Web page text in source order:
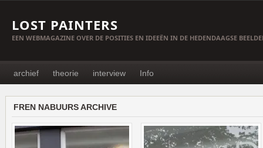
LOST PAINTERS
EEN WEBMAGAZINE OVER DE POSITIES EN IDEEËN IN DE HEDENDAAGSE
archief theorie interview Info
FREN NABUURS ARCHIVE